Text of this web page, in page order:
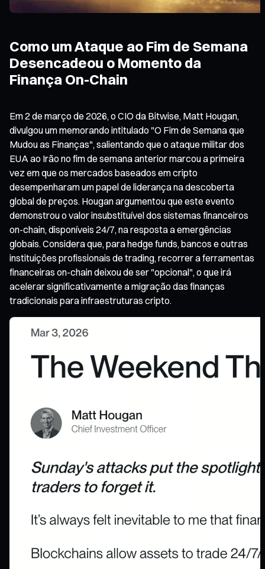
Como um Ataque ao Fim de Semana
Desencadeou o Momento da
Finança On-Chain
Em 2 de março de 2026, o CIO da Bitwise, Matt Hougan,
divulgou um memorando intitulado "O Fim de Semana que
Mudou as Finanças", salientando que o ataque militar dos
EUA ao Irão no fim de semana anterior marcou a primeira
vez em que os mercados baseados em cripto
desempenharam um papel de liderança na descoberta
global de preços. Hougan argumentou que este evento
demonstrou o valor insubstituível dos sistemas financeiros
on-chain, disponíveis 24/7, na resposta a emergências
globais. Considera que, para hedge funds, bancos e outras
instituições profissionais de trading, recorrer a ferramentas
financeiras on-chain deixou de ser "opcional", o que irá
acelerar significativamente a migração das finanças
tradicionais para infraestruturas cripto.